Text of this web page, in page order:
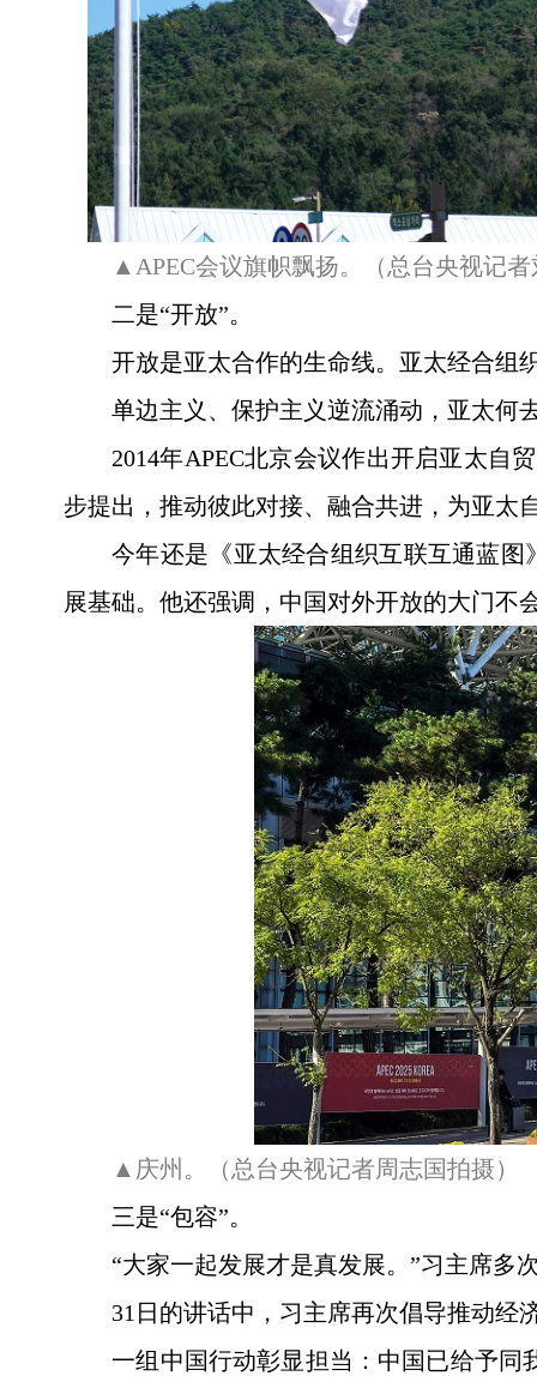
▲APEC会议旗帜飘扬。（总台央视记
二是“开放”。
开放是亚太合作的生命线。亚太经合组
单边主义、保护主义逆流涌动，亚太何
2014年APEC北京会议作出开启亚太自
步提出，推动彼此对接、融合共进，为亚太
今年还是《亚太经合组织互联互通蓝
展基础。他还强调，中国对外开放的大门不
▲庆州。（总台央视记者周志国拍摄）
三是“包容”。
“大家一起发展才是真发展。”习主席多
31日的讲话中，习主席再次倡导推动经
一组中国行动彰显担当：中国已给予同